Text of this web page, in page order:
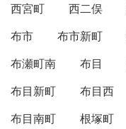
西宮町
西二俣
布市
布市新町
布瀬町南
布目
布目新町
布目西
布目南町
根塚町